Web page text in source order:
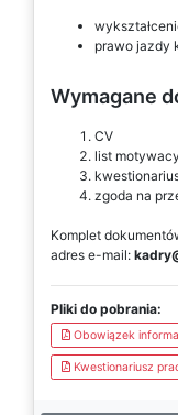
prawo jazdy
Wymagane
CV
list
zgoda na
Komplet
adres e-mail:
Pliki do pobrania:
Obowiązek
Kwestionariusz